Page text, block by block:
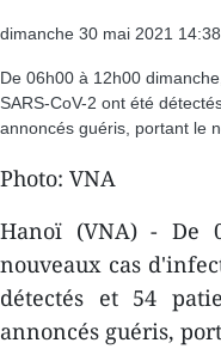
dimanche 30 mai 2021 14:38
De 06h00 à 12h00
SARS-CoV-2 ont été
annoncés guéris, portant le
Photo: VNA
Hanoï (VNA) - De
nouveaux cas
détectés et 54
annoncés guéris,